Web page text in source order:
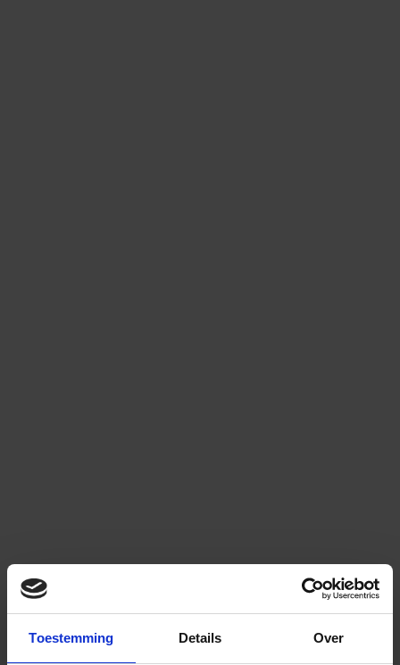
Toestemming Details Over